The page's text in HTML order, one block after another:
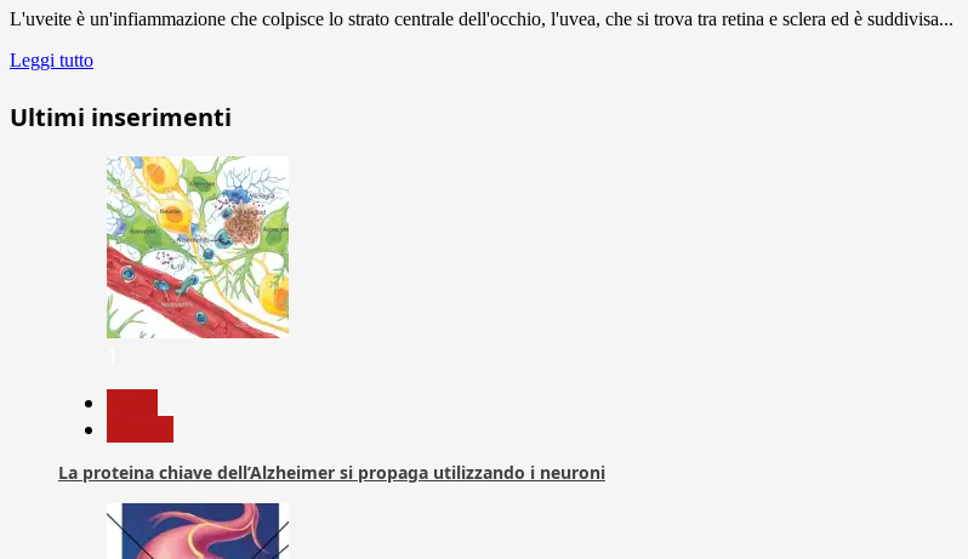
L'uveite è un'infiammazione che colpisce lo strato centrale dell'occhio, l'uvea, che si trova tra retina e sclera ed è suddivisa...
Leggi tutto
Ultimi inserimenti
La proteina chiave dell’Alzheimer si propaga utilizzando i neuroni